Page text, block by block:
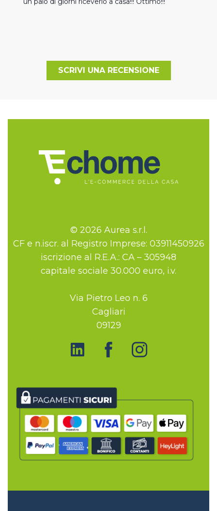
SCRIVI UNA RECENSIONE
© 2026 Aurea s.r.l.
CF e n.iscr. al Registro Imprese: 03911450926
iscrizione al R.E.A.: CA – 305948
capitale sociale 30.000 euro, i.v.
Via Pietro Leo n. 6
Cagliari
09129